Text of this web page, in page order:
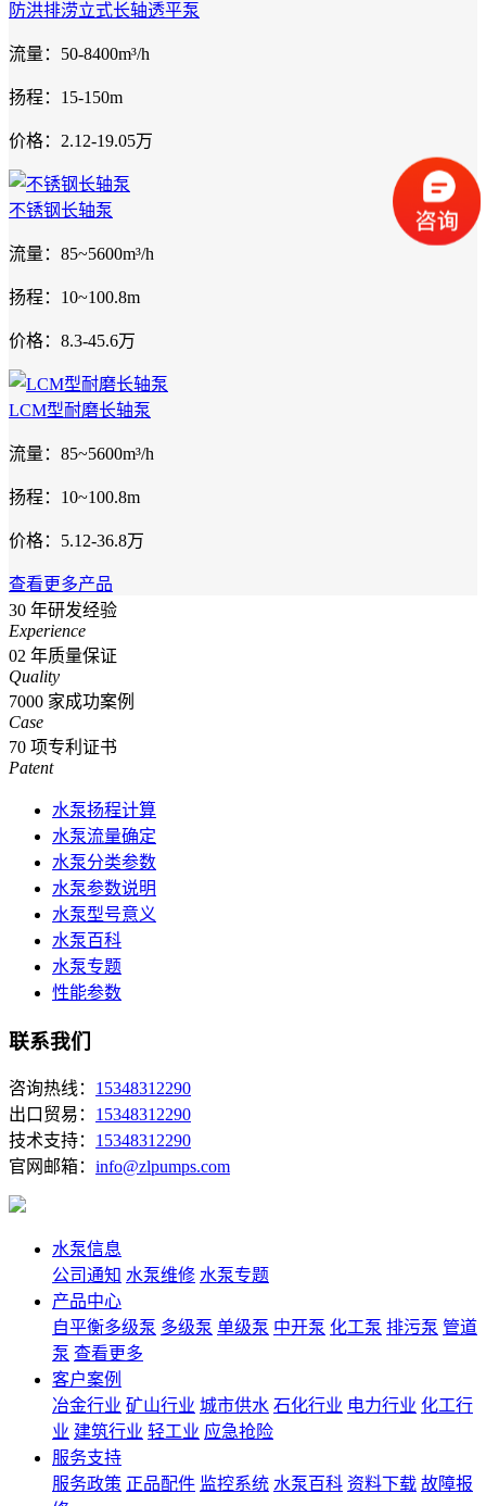
防洪排涝立式长轴透平泵
流量：50-8400m³/h
扬程：15-150m
价格：2.12-19.05万
不锈钢长轴泵
流量：85~5600m³/h
扬程：10~100.8m
价格：8.3-45.6万
LCM型耐磨长轴泵
流量：85~5600m³/h
扬程：10~100.8m
价格：5.12-36.8万
查看更多产品
30 年研发经验
Experience
02 年质量保证
Quality
7000 家成功案例
Case
70 项专利证书
Patent
水泵扬程计算
水泵流量确定
水泵分类参数
水泵参数说明
水泵型号意义
水泵百科
水泵专题
性能参数
联系我们
咨询热线： 15348312290
出口贸易： 15348312290
技术支持： 15348312290
官网邮箱： info@zlpumps.com
水泵信息
公司通知 水泵维修 水泵专题
产品中心
自平衡多级泵 多级泵 单级泵 中开泵 化工泵 排污泵 管道
泵 查看更多
客户案例
冶金行业 矿山行业 城市供水 石化行业 电力行业 化工行
业 建筑行业 轻工业 应急抢险
服务支持
服务政策 正品配件 监控系统 水泵百科 资料下载 故障报